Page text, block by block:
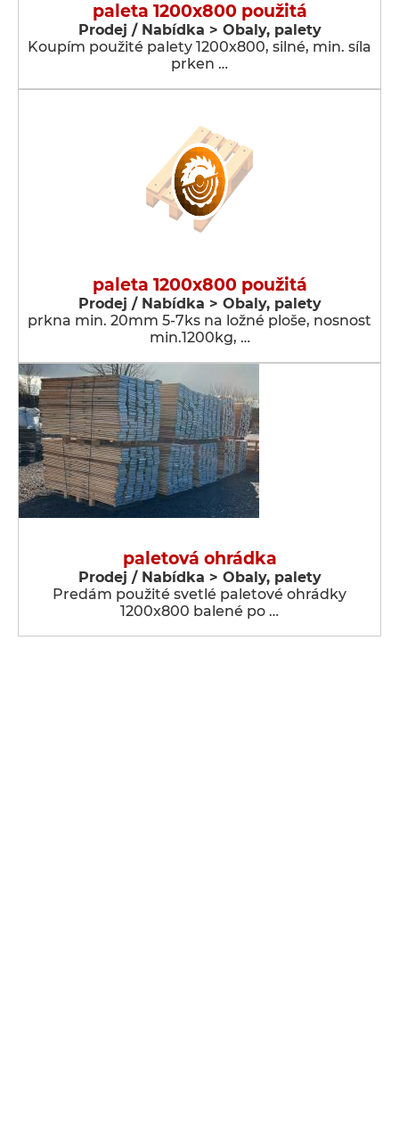
paleta 1200x800 použitá
Prodej / Nabídka > Obaly, palety
Koupím použité palety 1200x800, silné, min. síla
prken …
paleta 1200x800 použitá
Prodej / Nabídka > Obaly, palety
prkna min. 20mm 5-7ks na ložné ploše, nosnost
min.1200kg, …
paletová ohrádka
Prodej / Nabídka > Obaly, palety
Predám použité svetlé paletové ohrádky
1200x800 balené po …